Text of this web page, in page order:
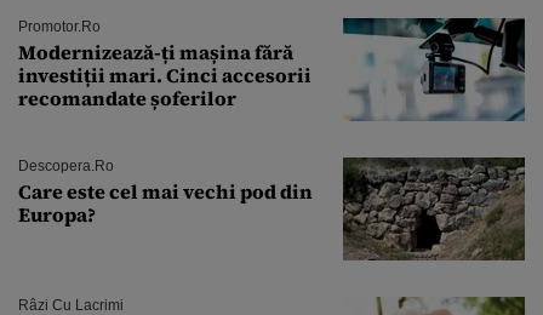
Promotor.ro
Modernizează-ți mașina fără
investiții mari. Cinci accesorii
recomandate șoferilor
Descopera.ro
Care este cel mai vechi pod din
Europa?
Râzi Cu Lacrimi